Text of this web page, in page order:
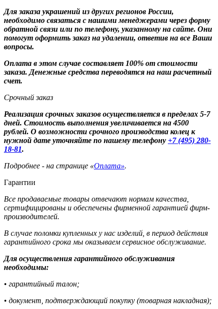
Для заказа украшений из других регионов России,
необходимо связаться с нашими менеджерами через форму
обратной связи или по телефону, указанному на сайте. Они
помогут оформить заказ на удалении, ответив на все Ваши
вопросы.
Оплата в этом случае составляет 100% от стоимости
заказа. Денежные средства переводятся на наш расчетный
счет.
Срочный заказ
Реализация срочных заказов осуществляется в пределах 5-7
дней. Стоимость выполнения увеличивается на 4500
рублей. О возможности срочного производства колец к
нужной дате уточняйте по нашему телефону +7 (495) 280-
18-81.
Подробнее - на странице «Оплата».
Гарантии
Все продаваемые товары отвечают нормам качества,
сертифицированы и обеспечены фирменной гарантией фирм-
производителей.
В случае поломки купленных у нас изделий, в период действия
гарантийного срока мы оказываем сервисное обслуживание.
Для осуществления гарантийного обслуживания
необходимы:
• гарантийный талон;
• документ, подтверждающий покупку (товарная накладная);